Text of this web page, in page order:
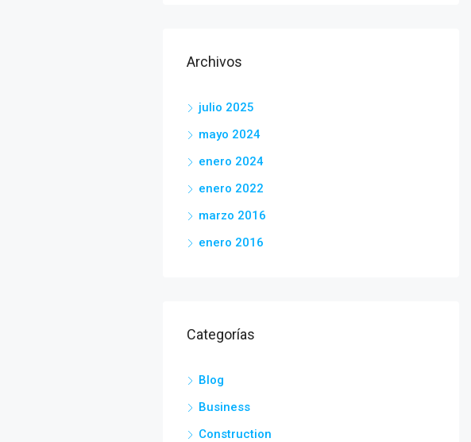
Archivos
julio 2025
mayo 2024
enero 2024
enero 2022
marzo 2016
enero 2016
Categorías
Blog
Business
Construction